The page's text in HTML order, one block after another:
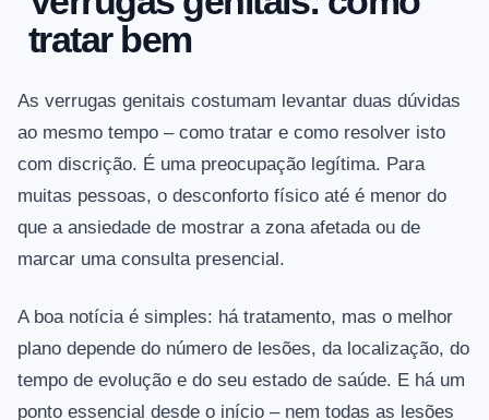
tratar bem
As verrugas genitais costumam levantar duas dúvidas
ao mesmo tempo – como tratar e como resolver isto
com discrição. É uma preocupação legítima. Para
muitas pessoas, o desconforto físico até é menor do
que a ansiedade de mostrar a zona afetada ou de
marcar uma consulta presencial.
A boa notícia é simples: há tratamento, mas o melhor
plano depende do número de lesões, da localização, do
tempo de evolução e do seu estado de saúde. E há um
ponto essencial desde o início – nem todas as lesões